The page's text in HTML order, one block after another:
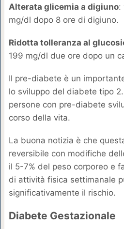
Alterata glicemia a digiuno:
mg/dl dopo 8 ore di digiuno.
Ridotta tolleranza al
199 mg/dl due ore dopo un
Il pre-diabete è un
lo sviluppo del diabete tipo
persone con pre-diabete
corso della vita.
La buona notizia è che
reversibile con modifiche
il 5-7% del peso corporeo e
di attività fisica settimanale
significativamente il rischio.
Diabete Gestazionale